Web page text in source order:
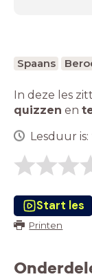
Spaans
In deze les
quizzen en
Lesduur is:
Start les
Printen